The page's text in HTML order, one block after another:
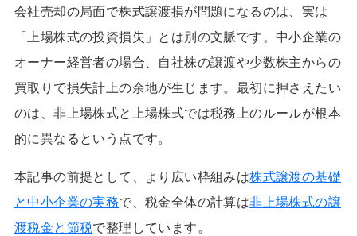
会社売却の局面で株式譲渡損が問題になるのは、実は
「上場株式の投資損失」とは別の文脈です。中小企業の
オーナー経営者の場合、自社株の譲渡や少数株主からの
買取りで損失計上の余地が生じます。最初に押さえたい
のは、非上場株式と上場株式では税務上のルールが根本
的に異なるという点です。
本記事の前提として、より広い枠組みは株式譲渡の基礎
と中小企業の実務で、税金全体の計算は非上場株式の譲
渡税金と節税で整理しています。